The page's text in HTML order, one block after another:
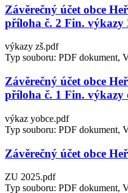
Závěrečný účet obce
příloha č. 2 Fin. výkazy
výkazy zš.pdf
Typ souboru: PDF dokument,
Závěrečný účet obce
příloha č. 1 Fin. výkazy
výkaz yobce.pdf
Typ souboru: PDF dokument,
Závěrečný účet obce
ZU 2025.pdf
Typ souboru: PDF dokument,